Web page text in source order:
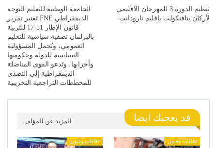
تنظيم الدورة 3 للمهرجان الاقليمي
لأركان بتافنكولت بإقليم تارودانت
الجامعة الوطنية للتعليم التوجه
الديمقراطي FNE تَعتبر تمرير
قانون الإطار 51-17 للتربية
بالبرلمان تصفية سياسية للتعليم
العمومي، وتُحمل المسؤولية
السياسية للدولة وحكومتها
وأحزابها، وتَدعو القوى المناضلة
الديمقراطية إلى التصدي
للمخططات التراجعية التخريبية
قد يعجبك ايضا المزيد عن المؤلف
ثقافات وفنون ثقافات وفنون